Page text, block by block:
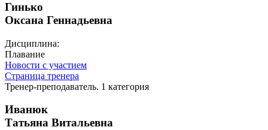
Гинько
Оксана Геннадьевна
Дисциплина:
Плавание
Новости с участием
Страница тренера
Тренер-преподаватель. 1 категория
Иванюк
Татьяна Витальевна